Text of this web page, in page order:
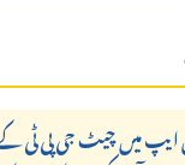
میں چیٹ جی پی ٹی